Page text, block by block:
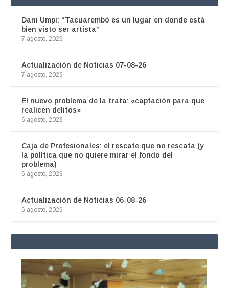
Dani Umpi: “Tacuarembó es un lugar en donde está
bien visto ser artista”
7 agosto, 2026
Actualización de Noticias 07-08-26
7 agosto, 2026
El nuevo problema de la trata: «captación para que
realicen delitos»
6 agosto, 2026
Caja de Profesionales: el rescate que no rescata (y
la política que no quiere mirar el fondo del
problema)
6 agosto, 2026
Actualización de Noticias 06-08-26
6 agosto, 2026